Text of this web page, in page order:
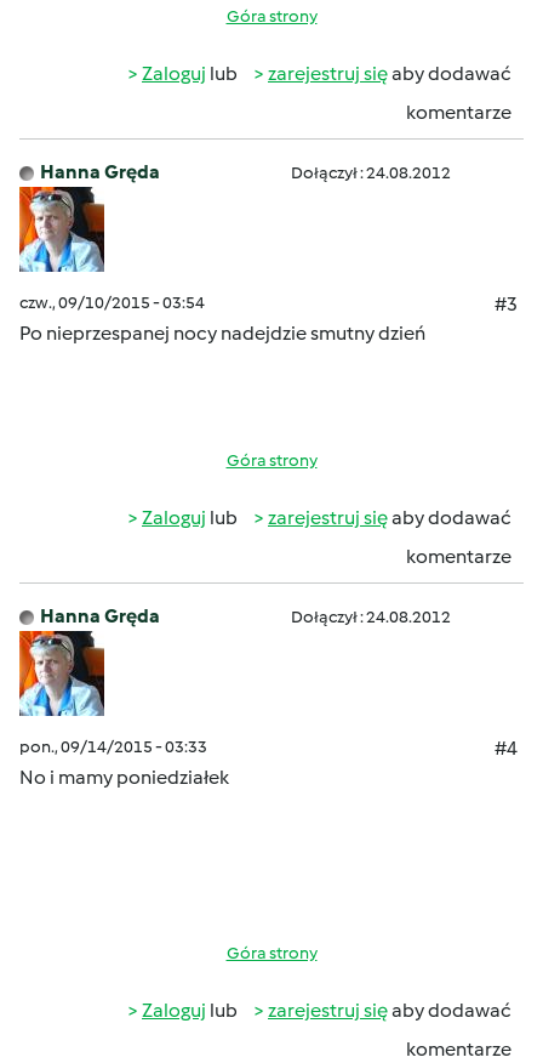
Góra strony
Zaloguj lub zarejestruj sięaby dodawać
komentarze
Hanna Gręda Dołączył : 24.08.2012
czw., 09/10/2015 - 03:54
#3
Po nieprzespanej nocy nadejdzie smutny dzień
Góra strony
Zaloguj lub zarejestruj sięaby dodawać
komentarze
Hanna Gręda Dołączył : 24.08.2012
pon., 09/14/2015 - 03:33
#4
No i mamy poniedziałek
Góra strony
Zaloguj lub zarejestruj sięaby dodawać
komentarze